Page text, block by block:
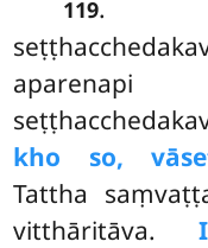
119.
kho so,
Tattha
vitthāritāva.